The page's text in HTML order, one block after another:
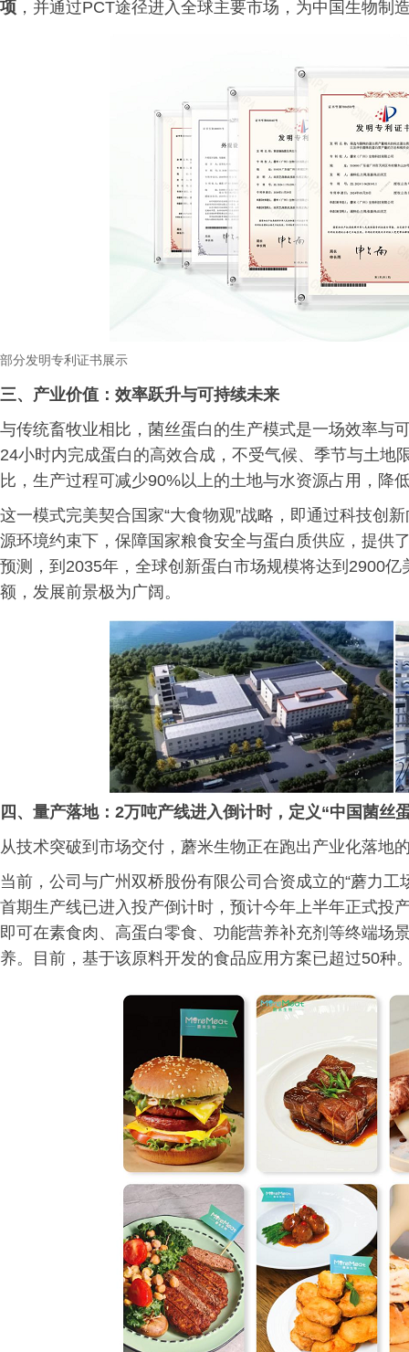
项 ，并通过PCT途径进入全球主要市场，为中国生物制
部分发明专利证书展示
三、产业价值：效率跃升与可持续未来
与传统畜牧业相比，菌丝蛋白的生产模式是一场效率与
24小时内完成蛋白的高效合成，不受气候、季节与土地
比，生产过程可减少90%以上的土地与水资源占用，降
这一模式完美契合国家“大食物观”战略，即通过科技创
源环境约束下，保障国家粮食安全与蛋白质供应，提供
预测，到2035年，全球创新蛋白市场规模将达到2900
额，发展前景极为广阔。
四、量产落地：2万吨产线进入倒计时，定义“中国菌丝
从技术突破到市场交付，蘑米生物正在跑出产业化落地
当前，公司与广州双桥股份有限公司合资成立的“蘑力工
首期生产线已进入投产倒计时，预计今年上半年正式投
即可在素食肉、高蛋白零食、功能营养补充剂等终端场
养。目前，基于该原料开发的食品应用方案已超过50种